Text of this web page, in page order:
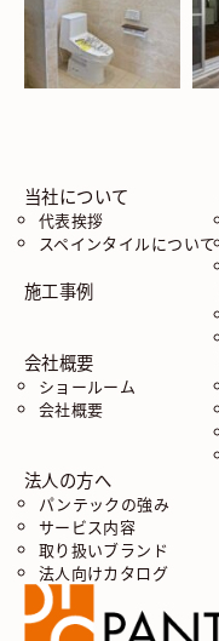
当社について
代表挨拶
スペインタイルについて
施工事例
会社概要
ショールーム
会社概要
法人の方へ
パンテックの強み
サービス内容
取り扱いブランド
法人向けカタログ